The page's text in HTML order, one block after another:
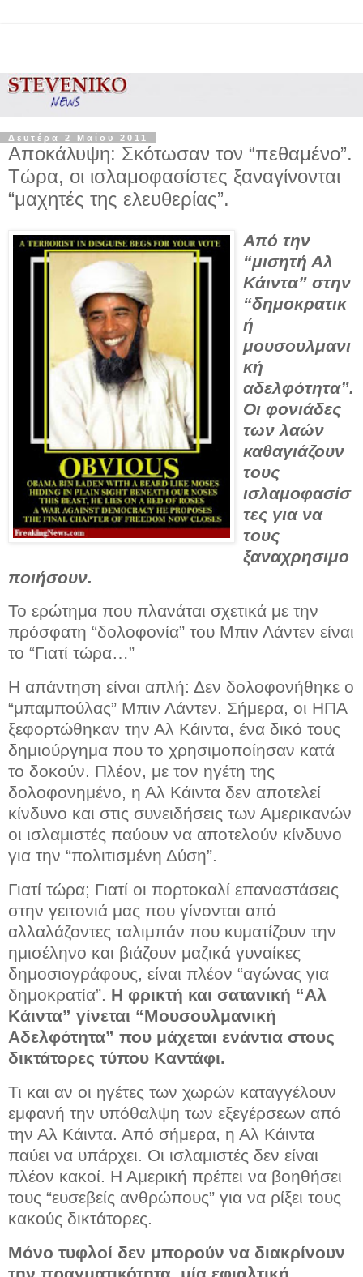
Δευτέρα 2 Μαΐου 2011
Αποκάλυψη: Σκότωσαν τον “πεθαμένο”.
Τώρα, οι ισλαμοφασίστες ξαναγίνονται
“μαχητές της ελευθερίας”.
Από την
“μισητή Αλ
Κάιντα” στην
“δημοκρατικ
ή
μουσουλμανι
κή
αδελφότητα”.
Οι φονιάδες
των λαών
καθαγιάζουν
τους
ισλαμοφασίσ
τες για να
τους
ξαναχρησιμο
ποιήσουν.
Το ερώτημα που πλανάται σχετικά με την
πρόσφατη “δολοφονία” του Μπιν Λάντεν είναι
το “Γιατί τώρα…”
Η απάντηση είναι απλή: Δεν δολοφονήθηκε ο
“μπαμπούλας” Μπιν Λάντεν. Σήμερα, οι ΗΠΑ
ξεφορτώθηκαν την Αλ Κάιντα, ένα δικό τους
δημιούργημα που το χρησιμοποίησαν κατά
το δοκούν. Πλέον, με τον ηγέτη της
δολοφονημένο, η Αλ Κάιντα δεν αποτελεί
κίνδυνο και στις συνειδήσεις των Αμερικανών
οι ισλαμιστές παύουν να αποτελούν κίνδυνο
για την “πολιτισμένη Δύση”.
Γιατί τώρα; Γιατί οι πορτοκαλί επαναστάσεις
στην γειτονιά μας που γίνονται από
αλλαλάζοντες ταλιμπάν που κυματίζουν την
ημισέληνο και βιάζουν μαζικά γυναίκες
δημοσιογράφους, είναι πλέον “αγώνας για
δημοκρατία”. Η φρικτή και σατανική “Αλ
Κάιντα” γίνεται “Μουσουλμανική
Αδελφότητα” που μάχεται ενάντια στους
δικτάτορες τύπου Καντάφι.
Τι και αν οι ηγέτες των χωρών καταγγέλουν
εμφανή την υπόθαλψη των εξεγέρσεων από
την Αλ Κάιντα. Από σήμερα, η Αλ Κάιντα
παύει να υπάρχει. Οι ισλαμιστές δεν είναι
πλέον κακοί. Η Αμερική πρέπει να βοηθήσει
τους “ευσεβείς ανθρώπους” για να ρίξει τους
κακούς δικτάτορες.
Μόνο τυφλοί δεν μπορούν να διακρίνουν
την πραγματικότητα, μία εφιαλτική